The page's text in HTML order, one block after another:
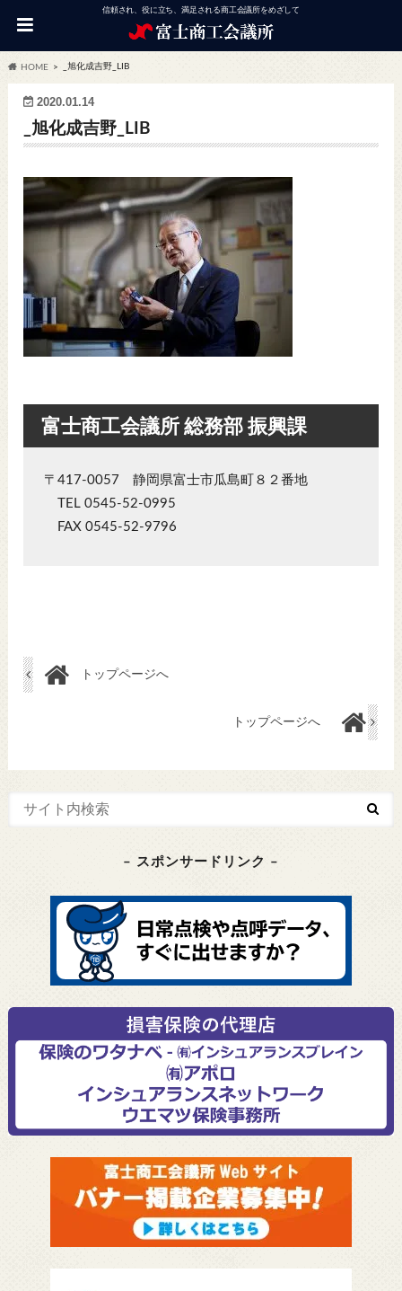
信頼され、役に立ち、満足される商工会議所をめざして
HOME _旭化成吉野_LIB
2020.01.14
_旭化成吉野_LIB
富士商工会議所 総務部 振興課
〒417-0057 静岡県富士市瓜島町８２番地
TEL 0545-52-0995
FAX 0545-52-9796
トップページへ
トップページへ
– スポンサードリンク –